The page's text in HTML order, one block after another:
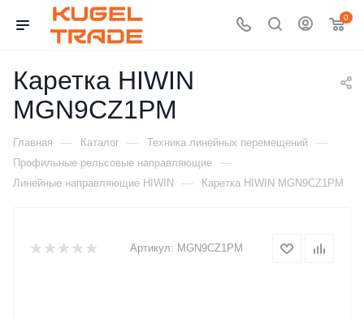
0
Каретка HIWIN
MGN9CZ1PM
Главная — Каталог — Техника линейных перемещений —
Профильные рельсовые направляющие —
Линейные направляющие HIWIN — Каретка HIWIN MGN9CZ1PM
Артикул: MGN9CZ1PM